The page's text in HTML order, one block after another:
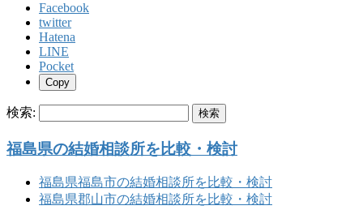
Facebook
twitter
Hatena
LINE
Pocket
Copy
検索:
福島県の結婚相談所を比較・検討
福島県福島市の結婚相談所を比較・検討
福島県郡山市の結婚相談所を比較・検討